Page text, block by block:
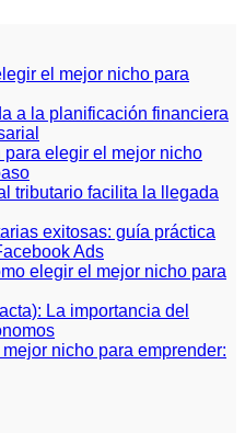
el mejor nicho para
a la planificación financiera
elegir el mejor nicho
tributario facilita la llegada
exitosas: guía práctica
Ads
elegir el mejor nicho para
La importancia del
nicho para emprender: